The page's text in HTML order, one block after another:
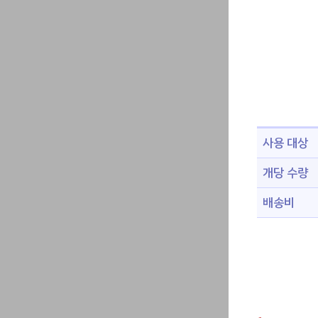
사용 대상
개당 수량
배송비